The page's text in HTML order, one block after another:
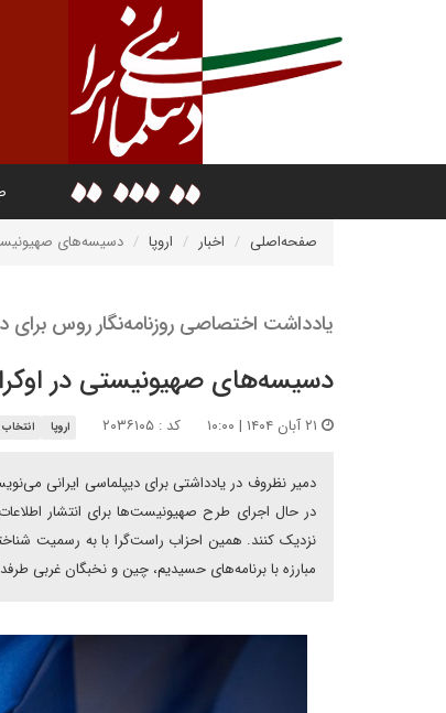
صفحه‌اصلی اخبار اروپا دسیسه‌های
یادداشت اختصاصی روزنامه‌نگار روس برای
دسیسه‌های صهیونیستی در
کد : ۲۰۳۶۱۰۵ اروپا انتخاب
دمیر نظروف در یادداشتی برای دیپلماسی ایرانی
در حال اجرای طرح صهیونیست‌ها برای انتشار
نزدیک کنند. همین احزاب راست‌گرا با به رسمیت
مبارزه با برنامه‌های حسیدیم، چین و نخبگان غربی